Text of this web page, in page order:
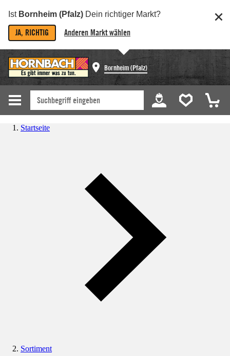
Ist Bornheim (Pfalz) Dein richtiger Markt?
JA, RICHTIG Anderen Markt wählen
Bornheim (Pfalz)
Startseite
Sortiment